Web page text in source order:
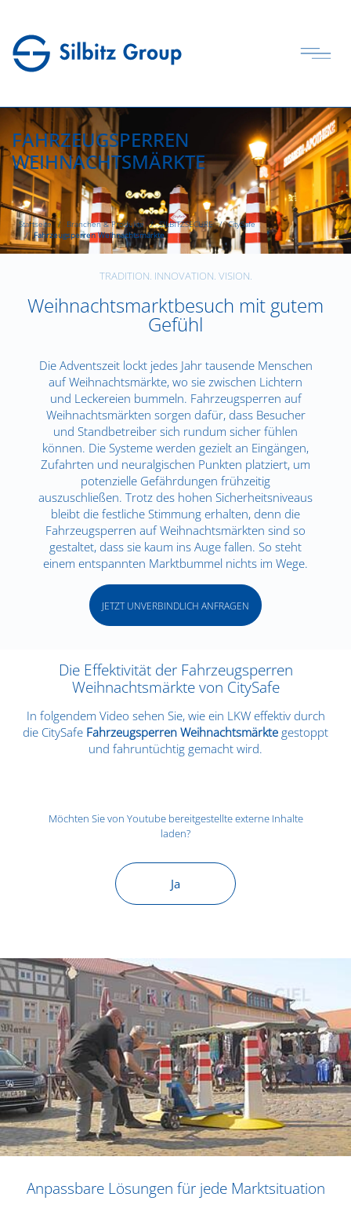
FAHRZEUGSPERREN
WEIHNACHTSMÄRKTE
Startseite Branchen & Produkte SILBITZSECURE
CitySafe
Fahrzeugsperren Weihnachtsmärkte
TRADITION. INNOVATION. VISION.
Weihnachtsmarktbesuch mit gutem
Gefühl
Die Adventszeit lockt jedes Jahr tausende Menschen
auf Weihnachtsmärkte, wo sie zwischen Lichtern
und Leckereien bummeln. Fahrzeugsperren auf
Weihnachtsmärkten sorgen dafür, dass Besucher
und Standbetreiber sich rundum sicher fühlen
können. Die Systeme werden gezielt an Eingängen,
Zufahrten und neuralgischen Punkten platziert, um
potenzielle Gefährdungen frühzeitig
auszuschließen. Trotz des hohen Sicherheitsniveaus
bleibt die festliche Stimmung erhalten, denn die
Fahrzeugsperren auf Weihnachtsmärkten sind so
gestaltet, dass sie kaum ins Auge fallen. So steht
einem entspannten Marktbummel nichts im Wege.
JETZT UNVERBINDLICH ANFRAGEN
Die Effektivität der Fahrzeugsperren
Weihnachtsmärkte von CitySafe
In folgendem Video sehen Sie, wie ein LKW effektiv durch
die CitySafe Fahrzeugsperren Weihnachtsmärkte gestoppt
und fahruntüchtig gemacht wird.
Möchten Sie von Youtubebereitgestellte externe Inhalte
laden?
Ja
Anpassbare Lösungen für jede Marktsituation